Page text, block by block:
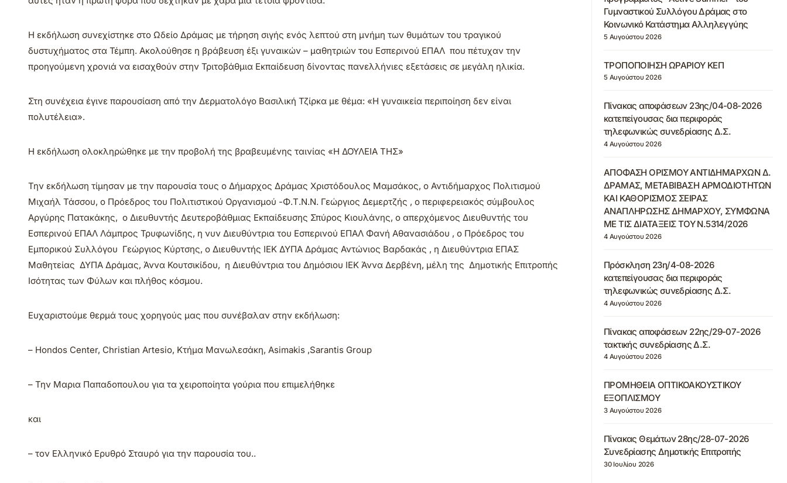
Η εκδήλωση συνεχίστηκε στο Ωδείο Δράμας με τήρηση σιγής ενός λεπτού στη μνήμη των θυμάτων του τραγικού
δυστυχήματος στα Τέμπη. Ακολούθησε η βράβευση έξι γυναικών – μαθητριών του Εσπερινού ΕΠΑΛ που πέτυχαν την
προηγούμενη χρονιά να εισαχθούν στην Τριτοβάθμια Εκπαίδευση δίνοντας πανελλήνιες εξετάσεις σε μεγάλη ηλικία.
Στη συνέχεια έγινε παρουσίαση από την Δερματολόγο Βασιλική Τζίρκα με θέμα: «Η γυναικεία περιποίηση δεν είναι
πολυτέλεια».
Η εκδήλωση ολοκληρώθηκε με την προβολή της βραβευμένης ταινίας «Η ΔΟΥΛΕΙΑ ΤΗΣ»
Την εκδήλωση τίμησαν με την παρουσία τους ο Δήμαρχος Δράμας Χριστόδουλος Μαμσάκος, ο Αντιδήμαρχος Πολιτισμού
Μιχαήλ Τάσσου, ο Πρόεδρος του Πολιτιστικού Οργανισμού -Φ.Τ.Ν.Ν. Γεώργιος Δεμερτζής , ο περιφερειακός σύμβουλος
Αργύρης Πατακάκης, ο Διευθυντής Δευτεροβάθμιας Εκπαίδευσης Σπύρος Κιουλάνης, ο απερχόμενος Διευθυντής του
Εσπερινού ΕΠΑΛ Λάμπρος Τρυφωνίδης, η νυν Διευθύντρια του Εσπερινού ΕΠΑΛ Φανή Αθανασιάδου , ο Πρόεδρος του
Εμπορικού Συλλόγου Γεώργιος Κύρτσης, ο Διευθυντής ΙΕΚ ΔΥΠΑ Δράμας Αντώνιος Βαρδακάς , η Διευθύντρια ΕΠΑΣ
Μαθητείας ΔΥΠΑ Δράμας, Άννα Κουτσικίδου, η Διευθύντρια του Δημόσιου ΙΕΚ Άννα Δερβένη, μέλη της Δημοτικής Επιτροπής
Ισότητας των Φύλων και πλήθος κόσμου.
Ευχαριστούμε θερμά τους χορηγούς μας που συνέβαλαν στην εκδήλωση:
– Hondos Center, Christian Artesio, Κτήμα Μανωλεσάκη, Asimakis ,Sarantis Group
– Την Μαρια Παπαδοπουλου για τα χειροποίητα γούρια που επιμελήθηκε
και
– τον Ελληνικό Ερυθρό Σταυρό για την παρουσία του..
Γυμναστικού Συλλόγου Δράμας στο
Κοινωνικό Κατάστημα Αλληλεγγύης
5 Αυγούστου 2026
ΤΡΟΠΟΠΟΙΗΣΗ ΩΡΑΡΙΟΥ ΚΕΠ
5 Αυγούστου 2026
Πίνακας αποφάσεων 23ης/04-08-2026
κατεπείγουσας δια περιφοράς
τηλεφωνικώς συνεδρίασης Δ.Σ.
4 Αυγούστου 2026
ΑΠΟΦΑΣΗ ΟΡΙΣΜΟΥ ΑΝΤΙΔΗΜΑΡΧΩΝ Δ.
ΔΡΑΜΑΣ, ΜΕΤΑΒΙΒΑΣΗ ΑΡΜΟΔΙΟΤΗΤΩΝ
ΚΑΙ ΚΑΘΟΡΙΣΜΟΣ ΣΕΙΡΑΣ
ΑΝΑΠΛΗΡΩΣΗΣ ΔΗΜΑΡΧΟΥ, ΣΥΜΦΩΝΑ
ΜΕ ΤΙΣ ΔΙΑΤΑΞΕΙΣ ΤΟΥ Ν.5314/2026
4 Αυγούστου 2026
Πρόσκληση 23η/4-08-2026
κατεπείγουσας δια περιφοράς
τηλεφωνικώς συνεδρίασης Δ.Σ.
4 Αυγούστου 2026
Πίνακας αποφάσεων 22ης/29-07-2026
τακτικής συνεδρίασης Δ.Σ.
4 Αυγούστου 2026
ΠΡΟΜΗΘΕΙΑ ΟΠΤΙΚΟΑΚΟΥΣΤΙΚΟΥ
ΕΞΟΠΛΙΣΜΟΥ
3 Αυγούστου 2026
Πίνακας Θεμάτων 28ης/28-07-2026
Συνεδρίασης Δημοτικής Επιτροπής
30 Ιουλίου 2026